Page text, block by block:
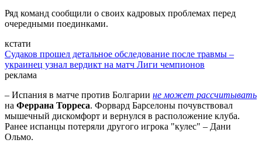
Ряд команд сообщили о своих кадровых проблемах перед
очередными поединками.
кстати
Судаков прошел детальное обследование после травмы –
украинец узнал вердикт на матч Лиги чемпионов
реклама
– Испания в матче против Болгарии не может рассчитывать
на Феррана Торреса. Форвард Барселоны почувствовал
мышечный дискомфорт и вернулся в расположение клуба.
Ранее испанцы потеряли другого игрока "кулес" – Дани
Ольмо.